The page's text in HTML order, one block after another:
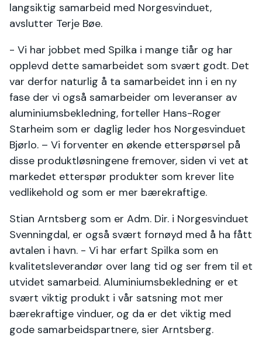
langsiktig samarbeid med Norgesvinduet,
avslutter Terje Bøe.
- Vi har jobbet med Spilka i mange tiår og har
opplevd dette samarbeidet som svært godt. Det
var derfor naturlig å ta samarbeidet inn i en ny
fase der vi også samarbeider om leveranser av
aluminiumsbekledning, forteller Hans-Roger
Starheim som er daglig leder hos Norgesvinduet
Bjørlo. – Vi forventer en økende etterspørsel på
disse produktløsningene fremover, siden vi vet at
markedet etterspør produkter som krever lite
vedlikehold og som er mer bærekraftige.
Stian Arntsberg som er Adm. Dir. i Norgesvinduet
Svenningdal, er også svært fornøyd med å ha fått
avtalen i havn. - Vi har erfart Spilka som en
kvalitetsleverandør over lang tid og ser frem til et
utvidet samarbeid. Aluminiumsbekledning er et
svært viktig produkt i vår satsning mot mer
bærekraftige vinduer, og da er det viktig med
gode samarbeidspartnere, sier Arntsberg.